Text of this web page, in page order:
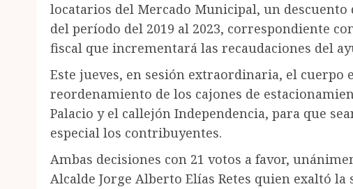
locatarios del Mercado Municipal, un descuento
del período del 2019 al 2023, correspondiente
fiscal que incrementará las recaudaciones del
Este jueves, en sesión extraordinaria, el
reordenamiento de los cajones de
Palacio y el callejón Independencia, para que
especial los contribuyentes.
Ambas decisiones con 21 votos a favor,
Alcalde Jorge Alberto Elías Retes quien exaltó